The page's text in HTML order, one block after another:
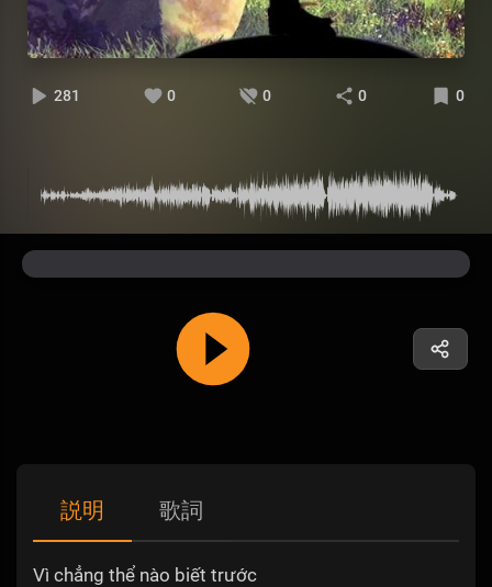
281 0 0 0 0
説明 歌詞
Vì chẳng thể nào biết trước